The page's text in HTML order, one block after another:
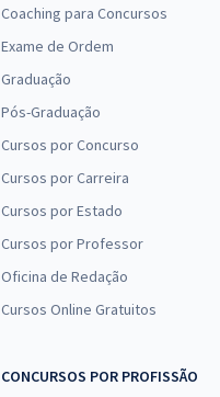
Coaching para Concursos
Exame de Ordem
Graduação
Pós-Graduação
Cursos por Concurso
Cursos por Carreira
Cursos por Estado
Cursos por Professor
Oficina de Redação
Cursos Online Gratuitos
CONCURSOS POR PROFISSÃO